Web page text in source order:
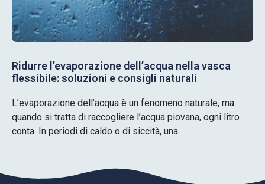
Ridurre l’evaporazione dell’acqua nella vasca
flessibile: soluzioni e consigli naturali
L’evaporazione dell’acqua è un fenomeno naturale, ma
quando si tratta di raccogliere l’acqua piovana, ogni litro
conta. In periodi di caldo o di siccità, una